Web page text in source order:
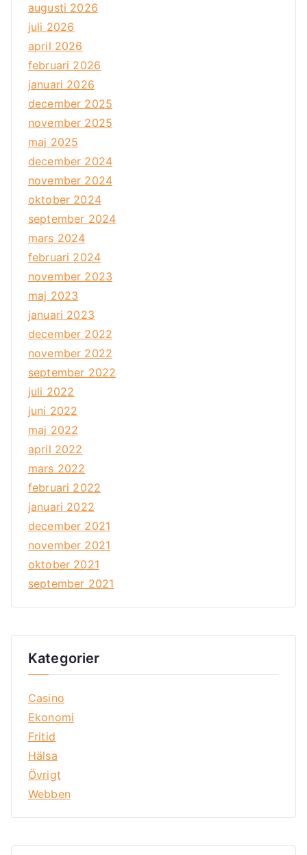
augusti 2026
juli 2026
april 2026
februari 2026
januari 2026
december 2025
november 2025
maj 2025
december 2024
november 2024
oktober 2024
september 2024
mars 2024
februari 2024
november 2023
maj 2023
januari 2023
december 2022
november 2022
september 2022
juli 2022
juni 2022
maj 2022
april 2022
mars 2022
februari 2022
januari 2022
december 2021
november 2021
oktober 2021
september 2021
Kategorier
Casino
Ekonomi
Fritid
Hälsa
Övrigt
Webben